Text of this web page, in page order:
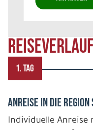
1. TAG
ANREISE IN DIE
Individuelle Anreise